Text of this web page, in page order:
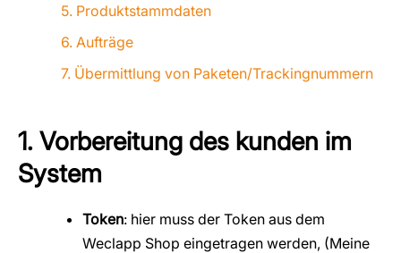
5. Produktstammdaten
6. Aufträge
7. Übermittlung von Paketen/Trackingnummern
1. Vorbereitung des kunden im
System
Token: hier muss der Token aus dem
Weclapp Shop eingetragen werden, (Meine